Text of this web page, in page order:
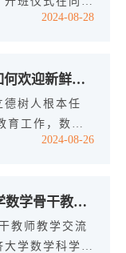
识和...
国科学院数学与
书记方璐，华
济大学陆洪文
华罗庚班学
2024-08-28
新生教育周回顾！一起看看我们如何欢迎新鲜同数人!
德树人根本任
育工作，数学
色，师生全员参
、“很高兴见
生正式入学报
服务外，学校
2024-08-26
数学科学学院成功举办2024年大学数学骨干教师教学交流会
教师教学交流
学数学科学学